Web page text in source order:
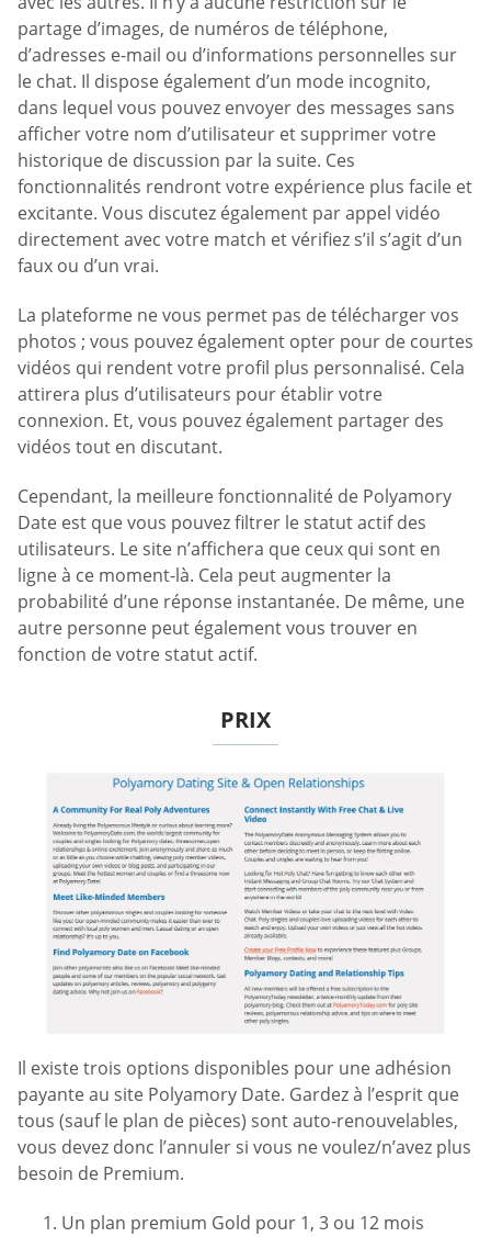
partage d’images, de numéros de téléphone,
d’adresses e-mail ou d’informations personnelles sur
le chat. Il dispose également d’un mode incognito,
dans lequel vous pouvez envoyer des messages sans
afficher votre nom d’utilisateur et supprimer votre
historique de discussion par la suite. Ces
fonctionnalités rendront votre expérience plus facile et
excitante. Vous discutez également par appel vidéo
directement avec votre match et vérifiez s’il s’agit d’un
faux ou d’un vrai.
La plateforme ne vous permet pas de télécharger vos
photos ; vous pouvez également opter pour de courtes
vidéos qui rendent votre profil plus personnalisé. Cela
attirera plus d’utilisateurs pour établir votre
connexion. Et, vous pouvez également partager des
vidéos tout en discutant.
Cependant, la meilleure fonctionnalité de Polyamory
Date est que vous pouvez filtrer le statut actif des
utilisateurs. Le site n’affichera que ceux qui sont en
ligne à ce moment-là. Cela peut augmenter la
probabilité d’une réponse instantanée. De même, une
autre personne peut également vous trouver en
fonction de votre statut actif.
PRIX
Il existe trois options disponibles pour une adhésion
payante au site Polyamory Date. Gardez à l’esprit que
tous (sauf le plan de pièces) sont auto-renouvelables,
vous devez donc l’annuler si vous ne voulez/n’avez plus
besoin de Premium.
Un plan premium Gold pour 1, 3 ou 12 mois